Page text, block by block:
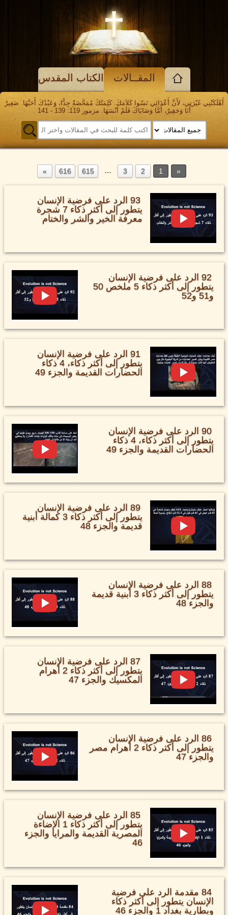
المقــالات الكتاب المقدس
أَهْلَكَتْنِي غَيْرَتِي، لأَنَّ أَعْدَائِي نَسُوا كَلاَمَكَ. كَلِمَتُكَ مُمَحَّصَةٌ جِدًّا، وَعَبْدُكَ أَحَبَّهَا. صَغِيرٌ
أَنَا وَحَقِيرٌ، أَمَّا وَصَايَاكَ فَلَمْ أَنْسَهَا. مزمور 119: 139 - 141
1
2
3
…
615
616
93 الرد على فرضية الإنسان
يتطور إلى أكثر ذكاء 7 شجرة
معرفة الخير والشر والختام
92 الرد على فرضية الإنسان
يتطور إلى أكثر ذكاء 5 ملخص 50
و51 و52
91 الرد على فرضية الإنسان
يتطور إلى أكثر ذكاء، 4 ذكاء
الحضارات القديمة والجزء 49
90 الرد على فرضية الإنسان
يتطور إلى أكثر ذكاء، 4 ذكاء
الحضارات القديمة والجزء 49
89 الرد على فرضية الإنسان
يتطور إلى أكثر ذكاء 3 كمالة أبنية
قديمة والجزء 48
88 الرد على فرضية الإنسان
يتطور إلى أكثر ذكاء 3 أبنية قديمة
والجزء 48
87 الرد على فرضية الإنسان
يتطور إلى أكثر ذكاء 2 أهرام
المكسيك والجزء 47
86 الرد على فرضية الإنسان
يتطور إلى أكثر ذكاء 2 أهرام مصر
والجزء 47
85 الرد على فرضية الإنسان
يتطور إلى أكثر ذكاء 1 الإضاءة
المصرية القديمة والمرايا والجزء
46
84 مقدمة الرد على فرضية
الإنسان يتطور إلى أكثر ذكاء
وبطارية بغداد 1 والجزء 46